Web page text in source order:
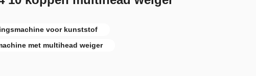
voor kunststof
met multihead weiger